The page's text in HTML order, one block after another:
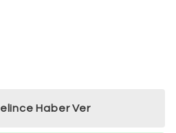
Haber Ver